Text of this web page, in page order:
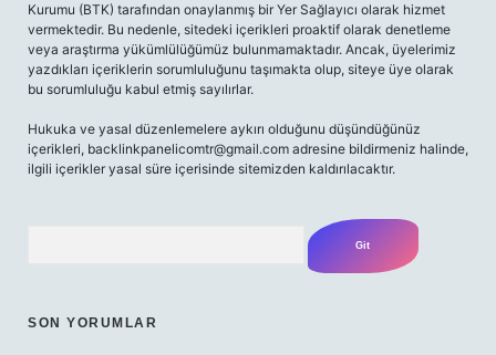
Kurumu (BTK) tarafından onaylanmış bir Yer Sağlayıcı olarak hizmet
vermektedir. Bu nedenle, sitedeki içerikleri proaktif olarak denetleme
veya araştırma yükümlülüğümüz bulunmamaktadır. Ancak, üyelerimiz
yazdıkları içeriklerin sorumluluğunu taşımakta olup, siteye üye olarak
bu sorumluluğu kabul etmiş sayılırlar.
Hukuka ve yasal düzenlemelere aykırı olduğunu düşündüğünüz
içerikleri, backlinkpanelicomtr@gmail.com adresine bildirmeniz halinde,
ilgili içerikler yasal süre içerisinde sitemizden kaldırılacaktır.
SON YORUMLAR